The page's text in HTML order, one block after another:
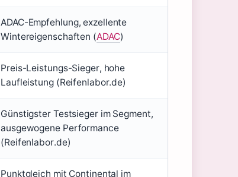
ADAC-Empfehlung, exzellente
Wintereigenschaften (ADAC)
Preis-Leistungs-Sieger, hohe
Laufleistung (Reifenlabor.de)
Günstigster Testsieger im Segment,
ausgewogene Performance
(Reifenlabor.de)
Punktgleich mit Continental im